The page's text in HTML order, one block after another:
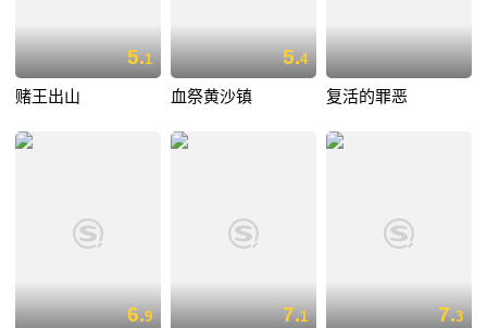
5.1
赌王出山
5.4
血祭黄沙镇 复活的罪恶
6.9 7.1 7.3